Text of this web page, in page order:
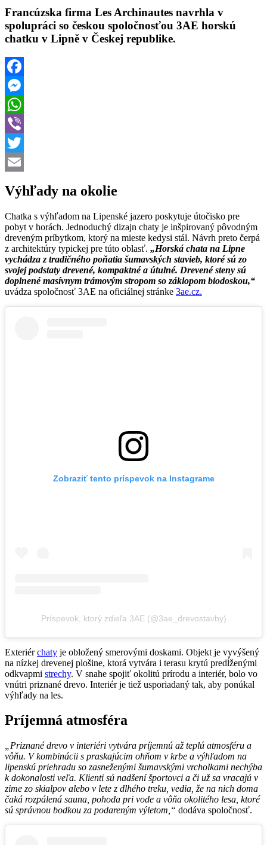
Francúzska firma Les Archinautes navrhla v
spolupráci so českou spoločnosťou 3AE horskú
chatku v Lipně v Českej republike.
Facebook
Messenger
WhatsApp
Viber
Twitter
Výhľady na okolie
Chatka s výhľadom na Lipenské jazero poskytuje útočisko pre
pobyt v horách. Jednoduchý dizajn chaty je inšpirovaný pôvodným
dreveným príbytkom, ktorý na mieste kedysi stál. Návrh preto čerpá
z architektúry typickej pre túto oblasť. „Horská chata na Lipne
vychádza z tradičného poňatia šumavských stavieb, ktoré sú zo
svojej podstaty drevené, kompaktné a útulné. Drevené steny sú
doplnené masívnym trámovým stropom so záklopom biodoskou,“
uvádza spoločnosť 3AE na oficiálnej stránke 3ae.cz.
Zobraziť tento príspevok na Instagrame
Príspevok, ktorý zdieľa 3AE (@3ae_drevostavby)
Exteriérchaty je obložený smerovými doskami. Objekt je vyvýšený
na nízkej drevenej plošine, ktorá vytvára i terasu krytú predĺženými
odkvapmi strechy. V snahe spojiť okolitú prírodu a interiér, bolo vo
vnútri priznané drevo. Interiér je tiež usporiadaný tak, aby ponúkal
výhľady na les.
Príjemná atmosféra
„Priznané drevo v interiéri vytvára príjemnú až teplú atmosféru a
vôňu. V kombinácii s praskajúcim ohňom v krbe a výhľadom na
lipenskú priehradu so zasneženými šumavskými vrcholkami nechýba
k dokonalosti veľa. Klienti sú nadšení športovci a či už sa vracajú v
zime zo skialpov alebo v lete z dlhého treku, vedia, že na nich doma
čaká rozpálená sauna, pohoda pri vode a vôňa okolitého lesa, ktoré
sú správnou bodkou za podareným výletom,“ dodáva spoločnosť.